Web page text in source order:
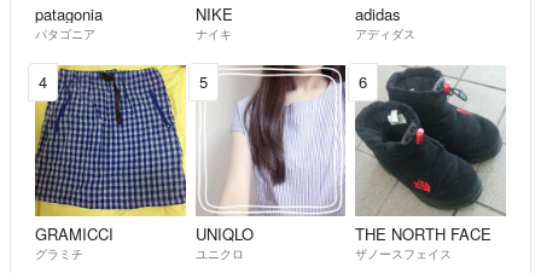
patagonia
パタゴニア
NIKE
ナイキ
adidas
アディダス
4
GRAMICCI
グラミチ
5
UNIQLO
ユニクロ
6
THE NORTH FACE
ザノースフェイス